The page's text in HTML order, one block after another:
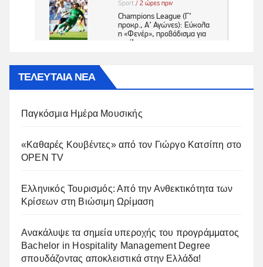
ΤΕΛΕΥΤΑΙΑ ΝΕΑ
Παγκόσμια Ημέρα Μουσικής
«Καθαρές Κουβέντες» από τον Γιώργο Κατσίπη στο
OPEN TV
Ελληνικός Τουρισμός: Από την Ανθεκτικότητα των
Κρίσεων στη Βιώσιμη Ωρίμαση
Ανακάλυψε τα σημεία υπεροχής του προγράμματος
Bachelor in Hospitality Management Degree
σπουδάζοντας αποκλειστικά στην Ελλάδα!